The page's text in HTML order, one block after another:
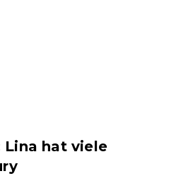
hat viele